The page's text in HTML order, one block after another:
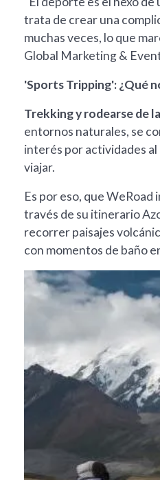
trata de crear una
muchas veces, lo que
Global Marketing &
'Sports Tripping': ¿Qué
Trekking y rodearse de
entornos naturales, se
interés por actividades al
viajar.
Es por eso, que
través de su itinerario
recorrer paisajes
con momentos de baño